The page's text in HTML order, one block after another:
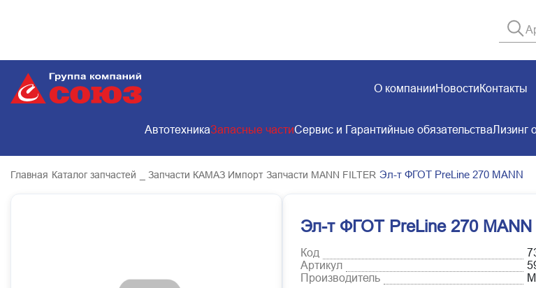
О компанииНовостиКонтакты
АвтотехникаЗапасные частиСервис и Гарантийные обязательстваЛизинг
Главная Каталог запчастей _ Запчасти КАМАЗ Импорт Запчасти MANN FILTER Эл-т ФГОТ PreLine 270 МАNN
Эл-т ФГОТ PreLine 270 МАNN
Код
Артикул
Производитель